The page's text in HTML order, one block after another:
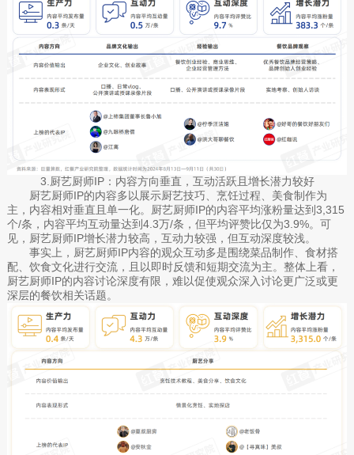
3.厨艺厨师IP：内容方向垂直，互动活跃且增长潜力较好
厨艺厨师IP的内容多以展示厨艺技巧、烹饪过程、美食制作为
主，内容相对垂直且单一化。厨艺厨师IP的内容平均涨粉量达到3,315
个/条，内容平均互动量达到4.3万/条，但平均评赞比仅为3.9%。可
见，厨艺厨师IP增长潜力较高，互动力较强，但互动深度较浅。
事实上，厨艺厨师IP内容的观众互动多是围绕菜品制作、食材搭
配、饮食文化进行交流，且以即时反馈和短期交流为主。整体上看，
厨艺厨师IP的内容讨论深度有限，难以促使观众深入讨论更广泛或更
深层的餐饮相关话题。